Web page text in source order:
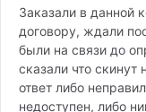
Заказали в данной
договору, ждали
были на связи до
сказали что
ответ либо
недоступен, либо